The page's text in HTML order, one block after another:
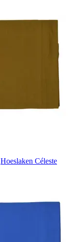
Hoeslaken Céleste